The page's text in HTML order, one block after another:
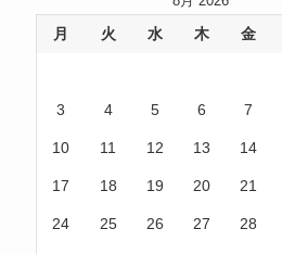
月 火 水 木 金
3 4 5 6 7
10 11 12 13 14
17 18 19 20 21
24 25 26 27 28